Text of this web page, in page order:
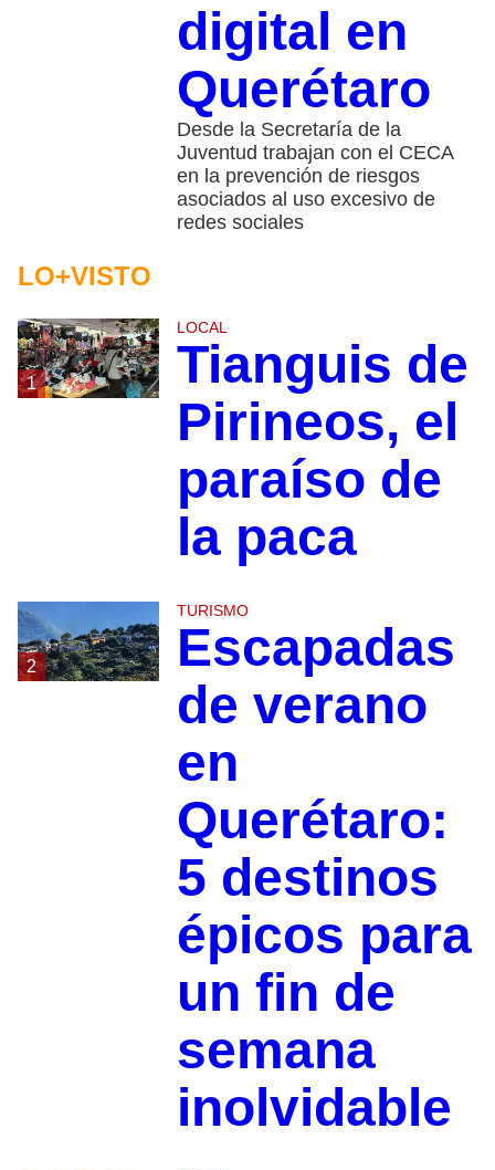
digital en
Querétaro
Desde la Secretaría de la
Juventud trabajan con el CECA
en la prevención de riesgos
asociados al uso excesivo de
redes sociales
LO+VISTO
1
LOCAL
Tianguis de
Pirineos, el
paraíso de
la paca
2
TURISMO
Escapadas
de verano
en
Querétaro:
5 destinos
épicos para
un fin de
semana
inolvidable